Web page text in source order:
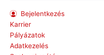
Bejelentkezés
Karrier
Pályázatok
Adatkezelés